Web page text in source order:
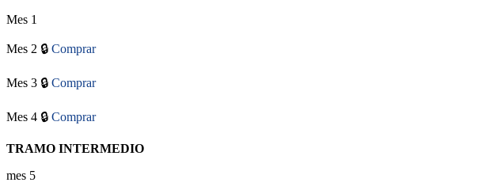
Mes 1
Mes 2 🔒 Comprar
Mes 3 🔒 Comprar
Mes 4 🔒 Comprar
TRAMO INTERMEDIO
mes 5